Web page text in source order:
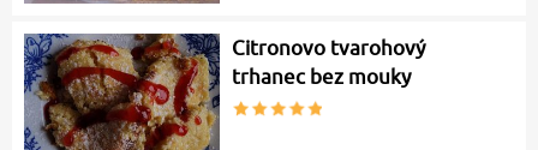
Citronovo tvarohový
trhanec bez mouky